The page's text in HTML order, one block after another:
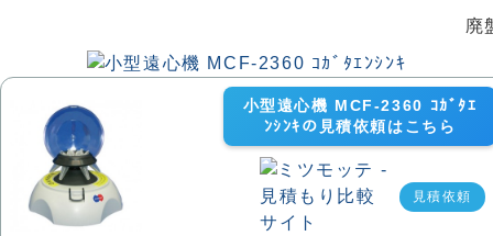
廃
小型遠心機 MCF-2360 ｺｶﾞﾀｴ
ﾝｼﾝｷの見積依頼はこちら
見積依頼